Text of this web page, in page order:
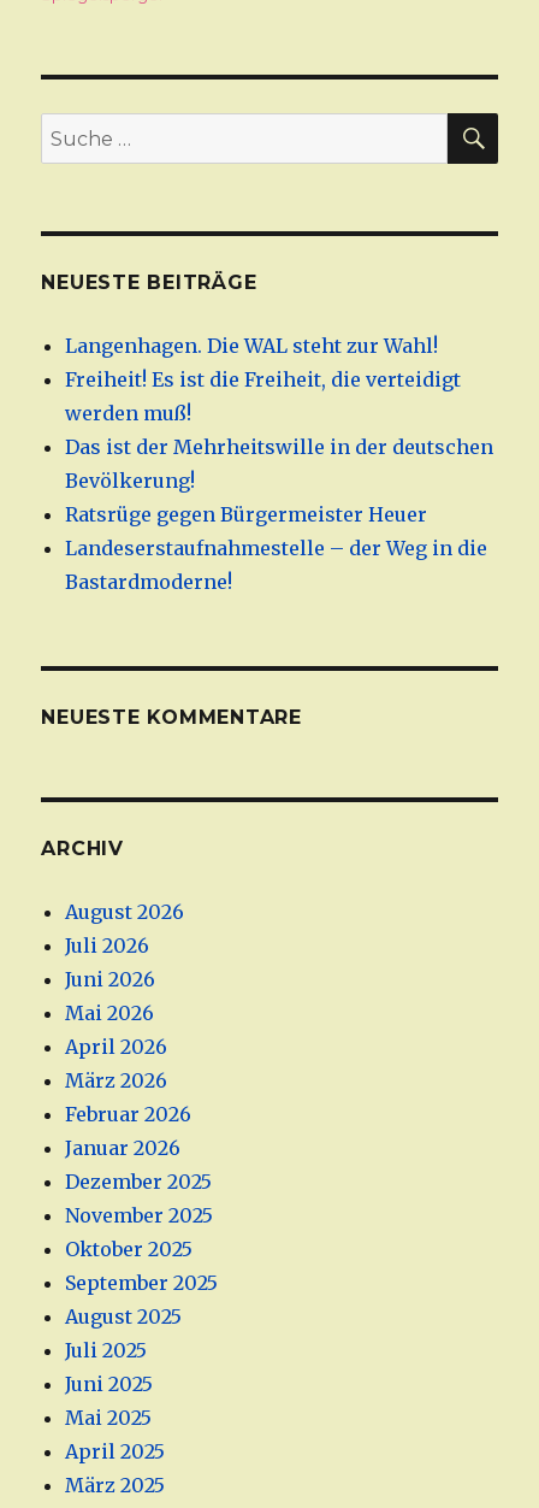
Suche
nach:
NEUESTE BEITRÄGE
Langenhagen. Die WAL steht zur Wahl!
Freiheit! Es ist die Freiheit, die verteidigt
werden muß!
Das ist der Mehrheitswille in der deutschen
Bevölkerung!
Ratsrüge gegen Bürgermeister Heuer
Landeserstaufnahmestelle – der Weg in die
Bastardmoderne!
NEUESTE KOMMENTARE
ARCHIV
August 2026
Juli 2026
Juni 2026
Mai 2026
April 2026
März 2026
Februar 2026
Januar 2026
Dezember 2025
November 2025
Oktober 2025
September 2025
August 2025
Juli 2025
Juni 2025
Mai 2025
April 2025
März 2025